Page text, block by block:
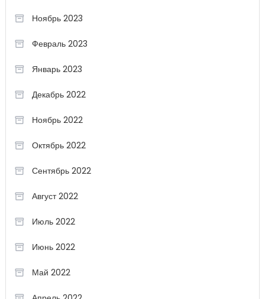
Ноябрь 2023
Февраль 2023
Январь 2023
Декабрь 2022
Ноябрь 2022
Октябрь 2022
Сентябрь 2022
Август 2022
Июль 2022
Июнь 2022
Май 2022